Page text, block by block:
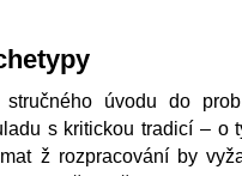
úvodu do
s kritickou tradicí – o
ž rozpracování by